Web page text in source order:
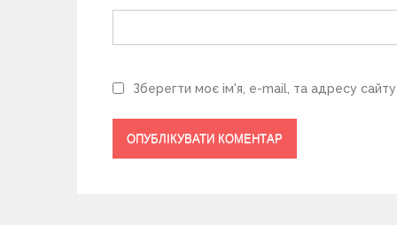
Зберегти моє ім'я, e-mail, та адресу